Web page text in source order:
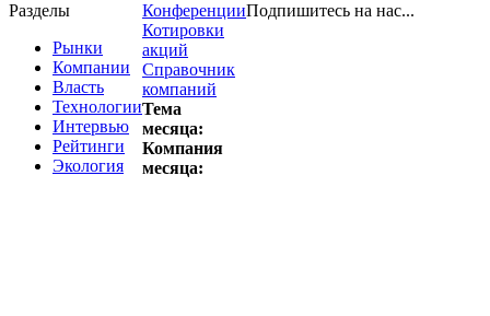
Разделы
Рынки
Компании
Власть
Технологии
Интервью
Рейтинги
Экология
Конференции
Котировки
акций
Справочник
компаний
Тема
месяца:
Компания
месяца:
Подпишитесь на нас...